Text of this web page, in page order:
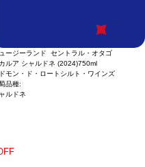
ージーランド セントラル・オタゴ
ルア シャルドネ (2024)750ml
モン・ド・ロートシルト・ワインズ
品種:
ルドネ